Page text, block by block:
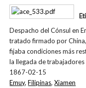
Despacho del Cónsul en
tratado firmado por
fijaba condiciones más
la llegada de trabajadores
1867-02-15
Emuy,Filipinas,Xiamen